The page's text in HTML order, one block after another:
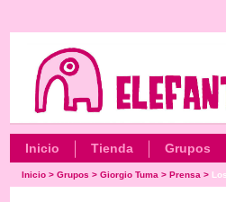
Inicio Tienda Grupos
Inicio> Grupos > Giorgio Tuma > Prensa >